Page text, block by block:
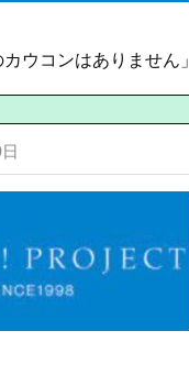
ウコンはありません」